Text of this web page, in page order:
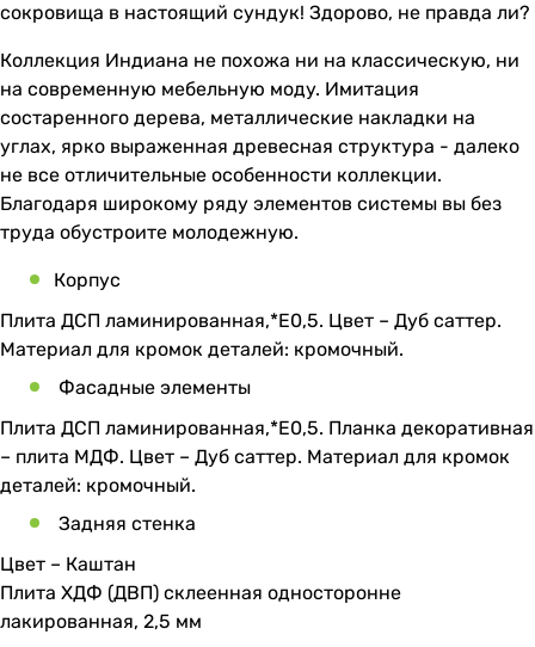
сокровища в настоящий сундук! Здорово, не правда ли?
Коллекция Индиана не похожа ни на классическую, ни
на современную мебельную моду. Имитация
состаренного дерева, металлические накладки на
углах, ярко выраженная древесная структура - далеко
не все отличительные особенности коллекции.
Благодаря широкому ряду элементов системы вы без
труда обустроите молодежную.
Корпус
Плита ДСП ламинированная,*Е0,5. Цвет – Дуб саттер.
Материал для кромок деталей: кромочный.
Фасадные элементы
Плита ДСП ламинированная,*Е0,5. Планка декоративная
– плита МДФ. Цвет – Дуб саттер. Материал для кромок
деталей: кромочный.
Задняя стенка
Цвет – Каштан
Плита ХДФ (ДВП) склеенная односторонне
лакированная, 2,5 мм